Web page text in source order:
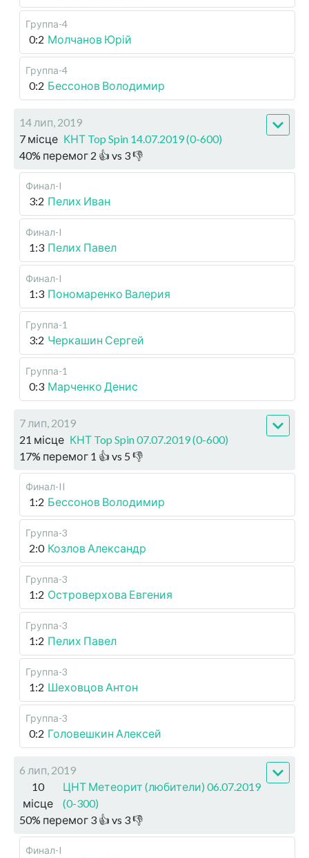
Группа-4
0:2 Молчанов Юрій
Группа-4
0:2 Бессонов Володимир
14 лип, 2019
7 місце КНТ Top Spin 14.07.2019 (0-600)
40% перемог 2 👍 vs 3👎
Финал-I
3:2 Пелих Иван
Финал-I
1:3 Пелих Павел
Финал-I
1:3 Пономаренко Валерия
Группа-1
3:2 Черкашин Сергей
Группа-1
0:3 Марченко Денис
7 лип, 2019
21 місце КНТ Top Spin 07.07.2019 (0-600)
17% перемог 1 👍 vs 5 👎
Финал-II
1:2 Бессонов Володимир
Группа-3
2:0 Козлов Александр
Группа-3
1:2 Островерхова Евгения
Группа-3
1:2 Пелих Павел
Группа-3
1:2 Шеховцов Антон
Группа-3
0:2 Головешкин Алексей
6 лип, 2019
10
місце
ЦНТ Метеорит (любители) 06.07.2019
(0-300)
50% перемог 3 👍 vs 3👎
Финал-I